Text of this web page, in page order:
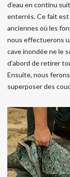
d’eau en continu
enterrés. Ce fait
anciennes où les
nous effectuerons
cave inondée ne le
d’abord de retirer
Ensuite, nous
superposer des